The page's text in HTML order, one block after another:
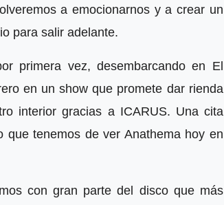
a emocionarnos y a crear un
para salir adelante.
primera vez, desembarcando en El
en un show que promete dar rienda
interior gracias a ICARUS. Una cita
que tenemos de ver Anathema hoy en
con gran parte del disco que más